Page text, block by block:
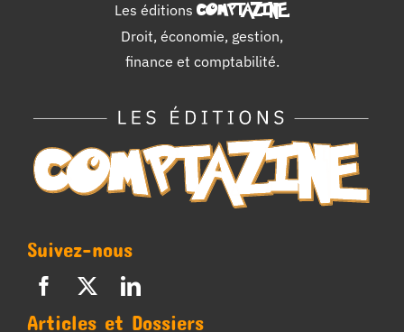
Les éditions COMPTAZINE.
Droit, économie, gestion,
finance et comptabilité.
Suivez-nous
Articles et Dossiers